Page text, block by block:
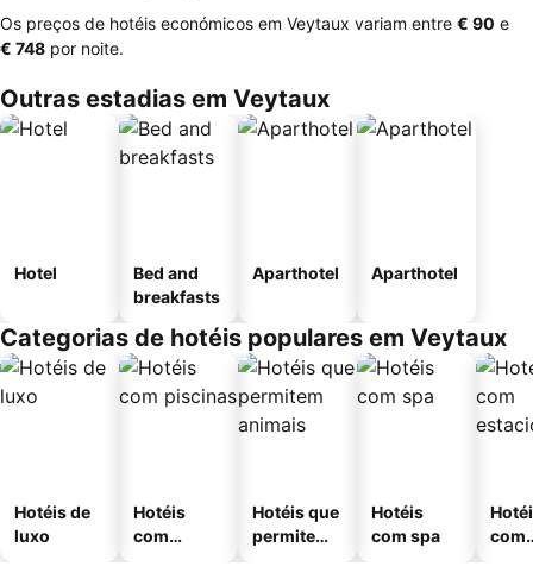
Os preços de hotéis económicos em Veytaux variam entre ‎€ 90 e
‎€ 748 por noite.
Outras estadias em Veytaux
Hotel
Bed and
breakfasts
Aparthotel Aparthotel
Categorias de hotéis populares em Veytaux
Hotéis de
luxo
Hotéis
com
Hotéis que
permitem
Hotéis
com spa
com